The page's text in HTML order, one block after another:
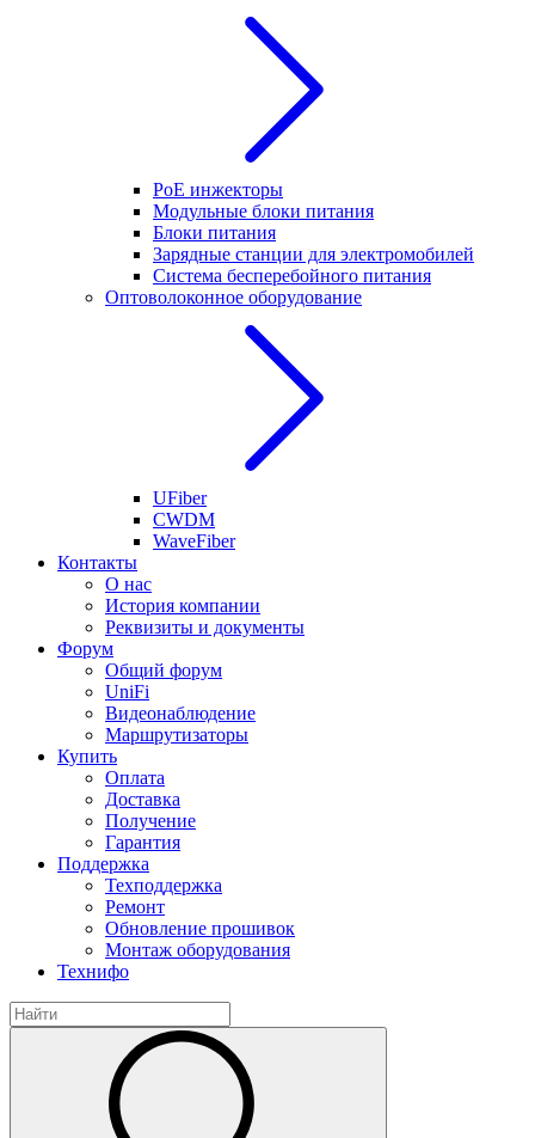
PoE инжекторы
Модульные блоки питания
Блоки питания
Зарядные станции для электромобилей
Система бесперебойного питания
Оптоволоконное оборудование
UFiber
CWDM
WaveFiber
Контакты
О нас
История компании
Реквизиты и документы
Форум
Общий форум
UniFi
Видеонаблюдение
Маршрутизаторы
Купить
Оплата
Доставка
Получение
Гарантия
Поддержка
Техподдержка
Ремонт
Обновление прошивок
Монтаж оборудования
Технифо